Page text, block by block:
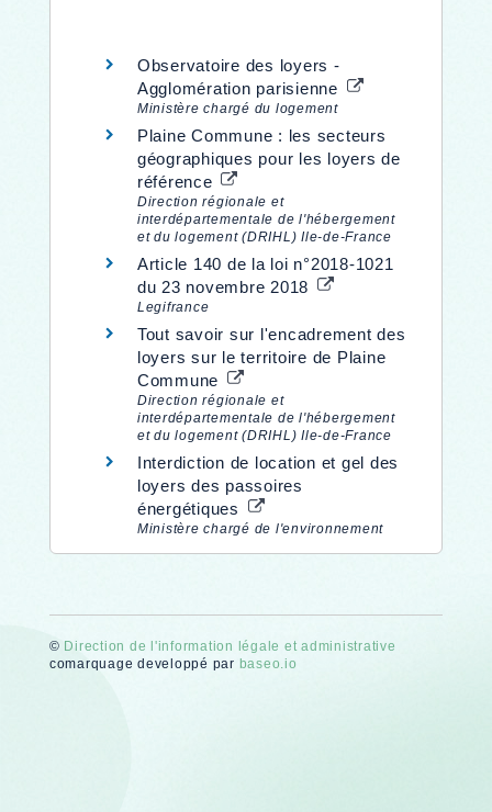
Observatoire des loyers -
Agglomération parisienne
Ministère chargé du logement
Plaine Commune : les secteurs
géographiques pour les loyers de
référence
Direction régionale et
interdépartementale de l'hébergement
et du logement (DRIHL) Ile-de-France
Article 140 de la loi n°2018-1021
du 23 novembre 2018
Legifrance
Tout savoir sur l'encadrement des
loyers sur le territoire de Plaine
Commune
Direction régionale et
interdépartementale de l'hébergement
et du logement (DRIHL) Ile-de-France
Interdiction de location et gel des
loyers des passoires
énergétiques
Ministère chargé de l'environnement
© Direction de l'information légale et administrative
comarquage developpé par baseo.io